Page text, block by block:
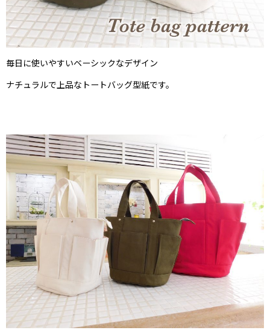
毎日に使いやすいベーシックなデザイン
ナチュラルで上品なトートバッグ型紙です。